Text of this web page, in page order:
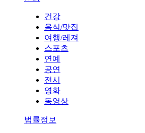
건강
음식/맛집
여행/레져
스포츠
연예
공연
전시
영화
동영상
법률정보